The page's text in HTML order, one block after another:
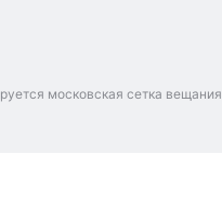
московская сетка вещания